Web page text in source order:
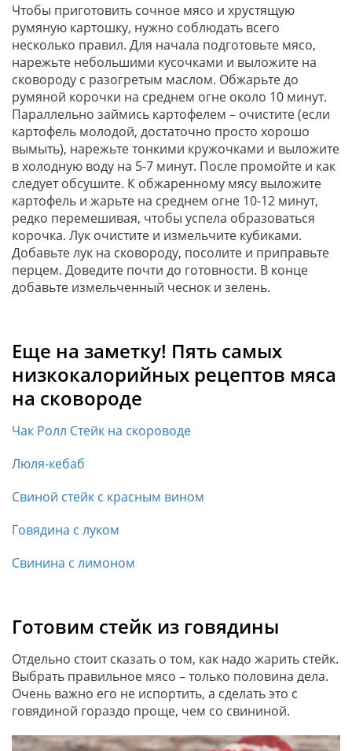
Чтобы приготовить сочное мясо и хрустящую
румяную картошку, нужно соблюдать всего
несколько правил. Для начала подготовьте мясо,
нарежьте небольшими кусочками и выложите на
сковороду с разогретым маслом. Обжарьте до
румяной корочки на среднем огне около 10 минут.
Параллельно займись картофелем – очистите (если
картофель молодой, достаточно просто хорошо
вымыть), нарежьте тонкими кружочками и выложите
в холодную воду на 5-7 минут. После промойте и как
следует обсушите. К обжаренному мясу выложите
картофель и жарьте на среднем огне 10-12 минут,
редко перемешивая, чтобы успела образоваться
корочка. Лук очистите и измельчите кубиками.
Добавьте лук на сковороду, посолите и приправьте
перцем. Доведите почти до готовности. В конце
добавьте измельченный чеснок и зелень.
Еще на заметку! Пять самых
низкокалорийных рецептов мяса
на сковороде
Чак Ролл Стейк на скороводе
Люля-кебаб
Свиной стейк с красным вином
Говядина с луком
Свинина с лимоном
Готовим стейк из говядины
Отдельно стоит сказать о том, как надо жарить стейк.
Выбрать правильное мясо – только половина дела.
Очень важно его не испортить, а сделать это с
говядиной гораздо проще, чем со свининой.